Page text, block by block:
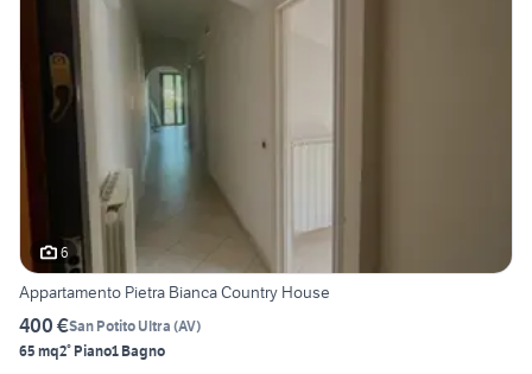
6
Appartamento Pietra Bianca Country House
400 €San Potito Ultra (AV)
65 mq2° Piano1 Bagno